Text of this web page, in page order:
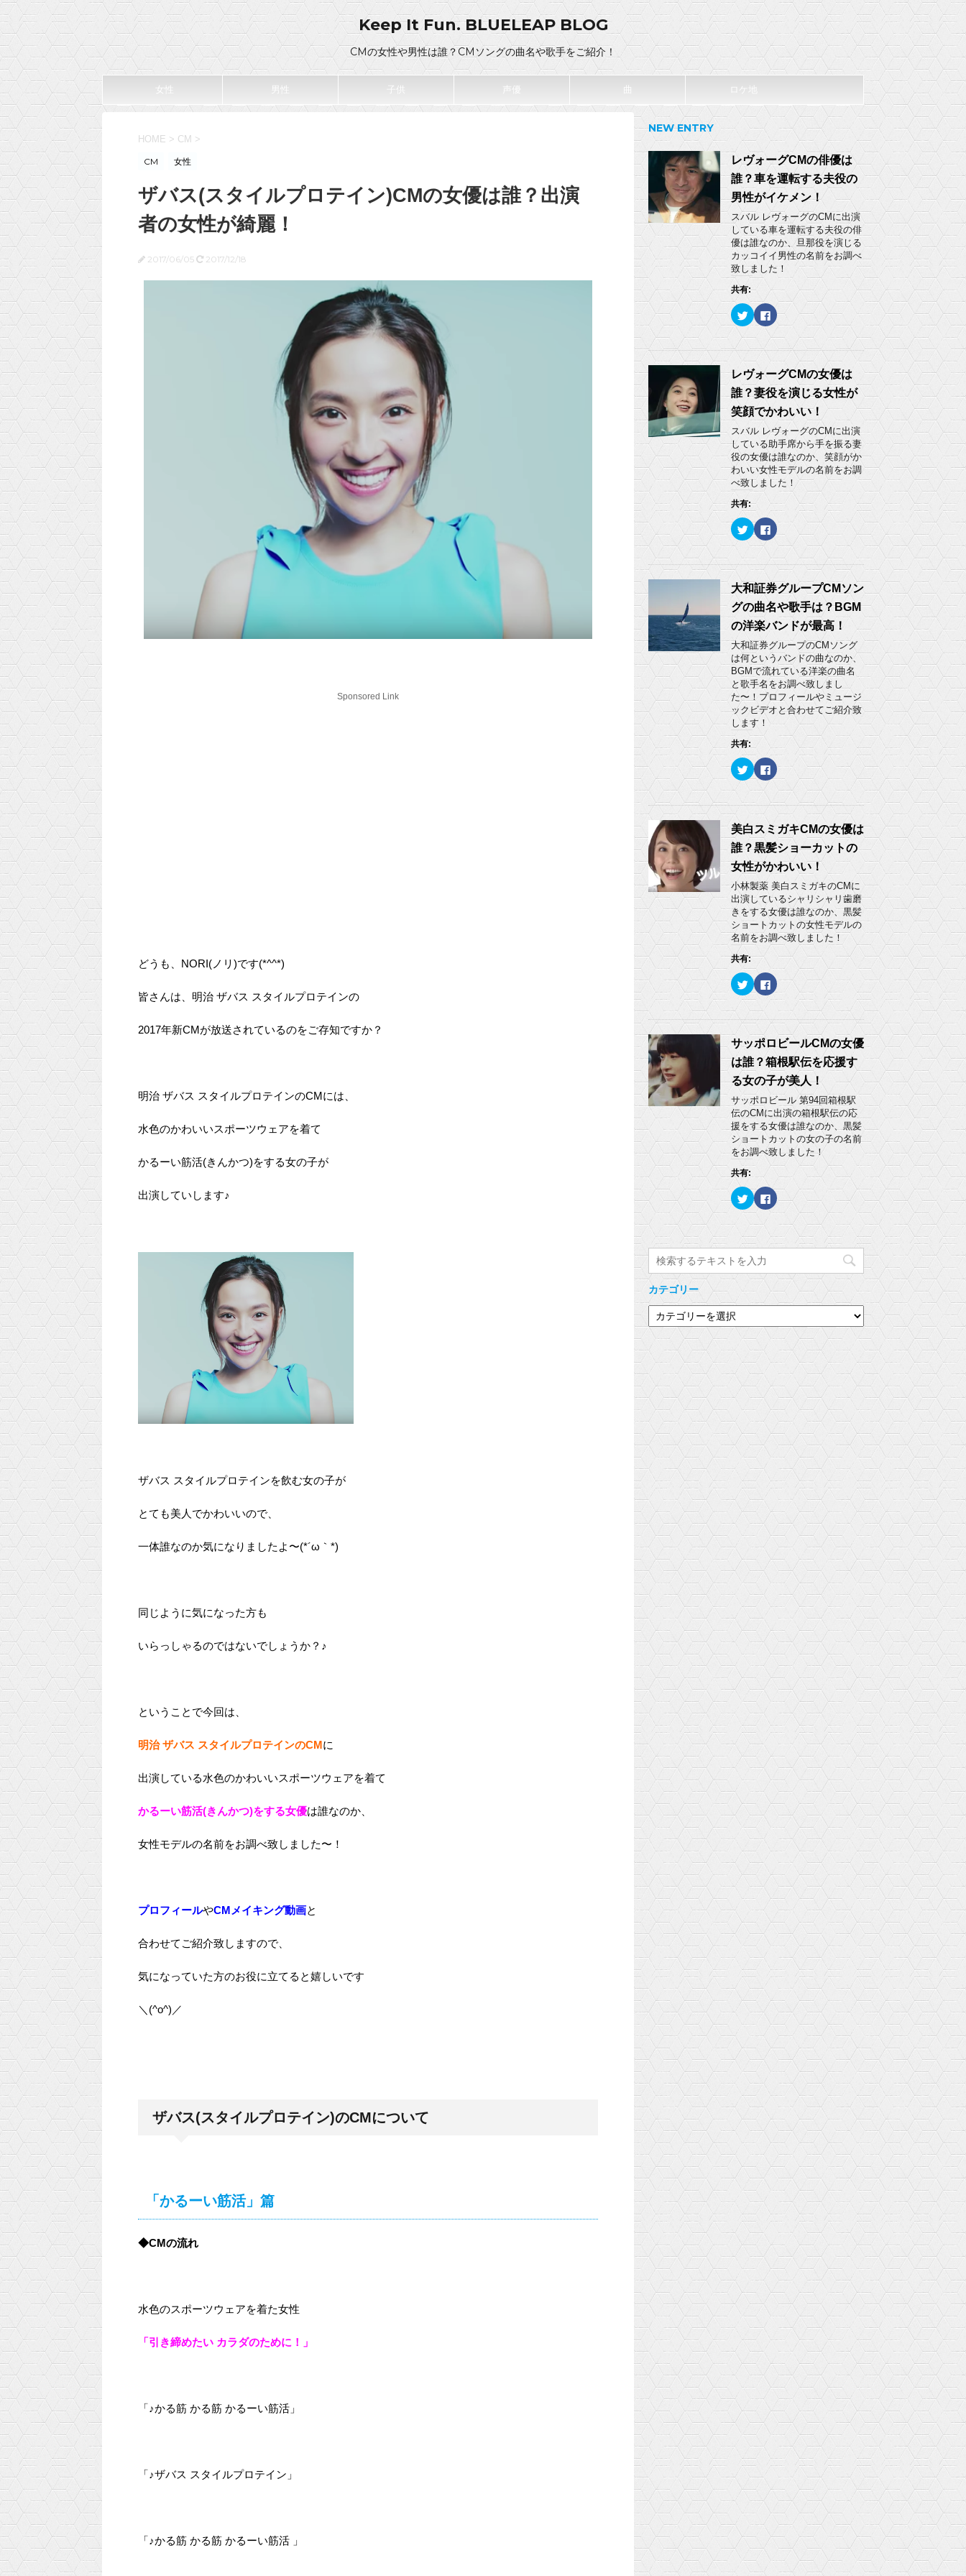
Keep It Fun. BLUELEAP BLOG
CMの女性や男性は誰？CMソングの曲名や歌手をご紹介！
女性 男性 子供 声優 曲 ロケ地
HOME > CM >
CM 女性
ザバス(スタイルプロテイン)CMの女優は誰？出演
者の女性が綺麗！
2017/06/05 2017/12/18
Sponsored Link
どうも、NORI(ノリ)です(*^^*)
皆さんは、明治 ザバス スタイルプロテインの
2017年新CMが放送されているのをご存知ですか？
明治 ザバス スタイルプロテインのCMには、
水色のかわいいスポーツウェアを着て
かるーい筋活(きんかつ)をする女の子が
出演していします♪
ザバス スタイルプロテインを飲む女の子が
とても美人でかわいいので、
一体誰なのか気になりましたよ〜(*´ω｀*)
同じように気になった方も
いらっしゃるのではないでしょうか？♪
ということで今回は、
明治 ザバス スタイルプロテインのCMに
出演している水色のかわいいスポーツウェアを着て
かるーい筋活(きんかつ)をする女優は誰なのか、
女性モデルの名前をお調べ致しました〜！
プロフィールやCMメイキング動画と
合わせてご紹介致しますので、
気になっていた方のお役に立てると嬉しいです
＼(^o^)／
ザバス(スタイルプロテイン)のCMについて
「かるーい筋活」篇
◆CMの流れ
水色のスポーツウェアを着た女性
「引き締めたい カラダのために！」
「♪かる筋 かる筋 かるーい筋活」
「♪ザバス スタイルプロテイン」
「♪かる筋 かる筋 かるーい筋活 」
NEW ENTRY
レヴォーグCMの俳優は
誰？車を運転する夫役の
男性がイケメン！
スバル レヴォーグのCMに出演
している車を運転する夫役の俳
優は誰なのか、旦那役を演じる
カッコイイ男性の名前をお調べ
致しました！
共有:
ク
リ
ク
し
T
w
i
t
t
e
r
で
共
有
新
し
い
ウ
ィ
ン
ド
ウ
で
開
き
す
)
F
a
e
o
k
で
共
有
す
る
に
は
ク
リ
ッ
ク
し
て
く
だ
さ
い
新
し
ウ
ィ
ン
ド
で
開
き
ま
す
)
レヴォーグCMの女優は
誰？妻役を演じる女性が
笑顔でかわいい！
スバル レヴォーグのCMに出演
している助手席から手を振る妻
役の女優は誰なのか、笑顔がか
わいい女性モデルの名前をお調
べ致しました！
共有:
ク
リ
ッ
し
て
w
i
t
t
e
r
で
共
有
(
新
し
い
ウ
ィ
ン
ド
ウ
で
開
き
ま
す
F
a
b
k
で
共
有
す
る
に
は
ク
リ
ッ
ク
し
て
く
だ
さ
い
新
し
い
ウ
ド
ウ
開
き
ま
す
)
大和証券グループCMソン
グの曲名や歌手は？BGM
の洋楽バンドが最高！
大和証券グループのCMソング
は何というバンドの曲なのか、
BGMで流れている洋楽の曲名
と歌手名をお調べ致しまし
た〜！プロフィールやミュージ
ックビデオと合わせてご紹介致
します！
共有:
ク
リ
ク
し
w
i
t
t
e
r
で
共
有
(
新
し
い
ウ
ィ
ン
ウ
で
開
き
ま
す
)
F
a
b
k
で
共
有
す
る
に
は
ク
リ
ッ
ク
し
て
く
だ
い
新
し
ウ
ィ
ン
ド
で
開
き
ま
す
)
美白スミガキCMの女優は
誰？黒髪ショーカットの
女性がかわいい！
小林製薬 美白スミガキのCMに
出演しているシャリシャリ歯磨
きをする女優は誰なのか、黒髪
ショートカットの女性モデルの
名前をお調べ致しました！
共有:
ク
リ
ッ
て
T
w
i
t
t
e
r
で
共
有
(
新
し
い
ウ
ン
ド
ウ
で
開
き
ま
)
F
a
c
o
k
で
共
有
す
る
に
は
ク
リ
ッ
ク
し
て
さ
い
新
し
い
ィ
ン
で
き
ま
す
サッポロビールCMの女優
は誰？箱根駅伝を応援す
る女の子が美人！
サッポロビール 第94回箱根駅
伝のCMに出演の箱根駅伝の応
援をする女優は誰なのか、黒髪
ショートカットの女の子の名前
をお調べ致しました！
共有:
ク
リ
ッ
て
T
w
i
t
t
e
で
有
新
し
ィ
ン
で
開
ま
す
F
a
c
o
o
共
有
す
に
ク
ッ
ク
く
だ
(
新
い
ウ
ド
ウ
で
ま
す
カテゴリー
カ
テ
リ
ー